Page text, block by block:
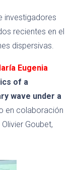
investigadores
recientes en el
dispersivas.
Eugenia
of a
wave under a
en colaboración
Goubet,